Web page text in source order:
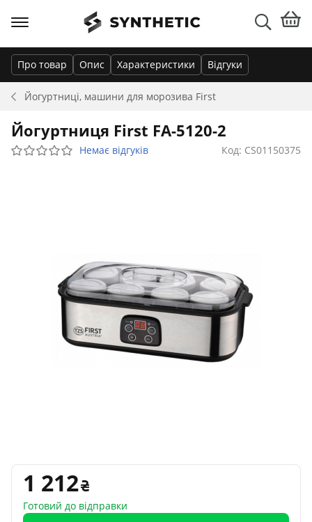
Йогуртниці, машини для морозива First
Про товар Опис Характеристики Відгуки
Йогуртниця First FA-5120-2
Немає відгуків Код: CS01150375
1 212
Готовий до відправки